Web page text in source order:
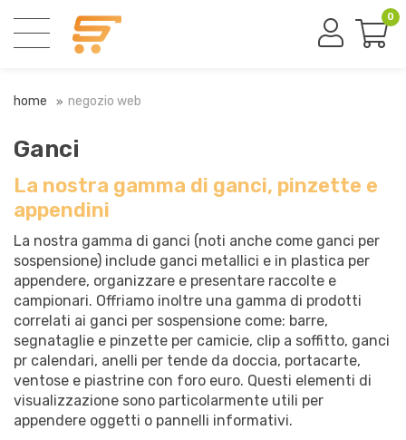
0
home negozio web
Ganci
La nostra gamma di ganci, pinzette e
appendini
La nostra gamma di ganci (noti anche come ganci per
sospensione) include ganci metallici e in plastica per
appendere, organizzare e presentare raccolte e
campionari. Offriamo inoltre una gamma di prodotti
correlati ai ganci per sospensione come: barre,
segnataglie e pinzette per camicie, clip a soffitto, ganci
pr calendari, anelli per tende da doccia, portacarte,
ventose e piastrine con foro euro. Questi elementi di
visualizzazione sono particolarmente utili per
appendere oggetti o pannelli informativi.